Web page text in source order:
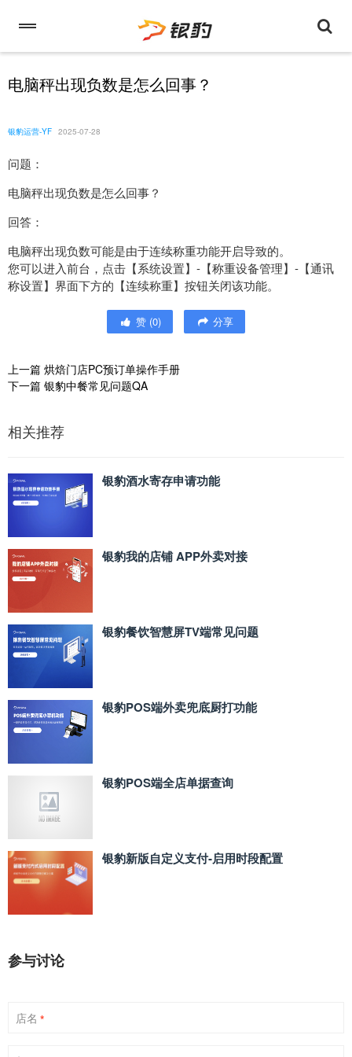
电脑秤出现负数是怎么回事？
银豹运营-YF 2025-07-28
问题：
电脑秤出现负数是怎么回事？
回答：
电脑秤出现负数可能是由于连续称重功能开启导致的。
您可以进入前台，点击【系统设置】-【称重设备管理】-【通讯
称设置】界面下方的【连续称重】按钮关闭该功能。
赞 (0) 分享
上一篇 烘焙门店PC预订单操作手册
下一篇 银豹中餐常见问题QA
相关推荐
银豹酒水寄存申请功能
银豹我的店铺 APP外卖对接
银豹餐饮智慧屏TV端常见问题
银豹POS端外卖兜底厨打功能
银豹POS端全店单据查询
银豹新版自定义支付‑启用时段配置
参与讨论
店名 *